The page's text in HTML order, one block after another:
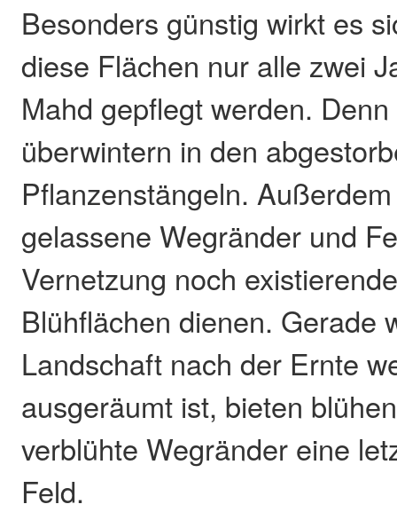
Besonders günstig wirkt es
diese Flächen nur alle zwei
Mahd gepflegt werden.
überwintern in den
Pflanzenstängeln.
gelassene Wegränder und
Vernetzung noch
Blühflächen dienen. Gerade
Landschaft nach der Ernte
ausgeräumt ist, bieten
verblühte Wegränder eine
Feld.